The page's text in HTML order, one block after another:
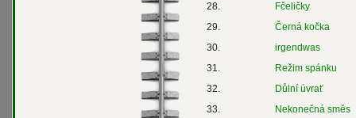
28.
Fčeličky
29.
Černá kočka
30.
irgendwas
31.
Režim spánku
32.
Důlní úvrať
33.
Nekonečná směs